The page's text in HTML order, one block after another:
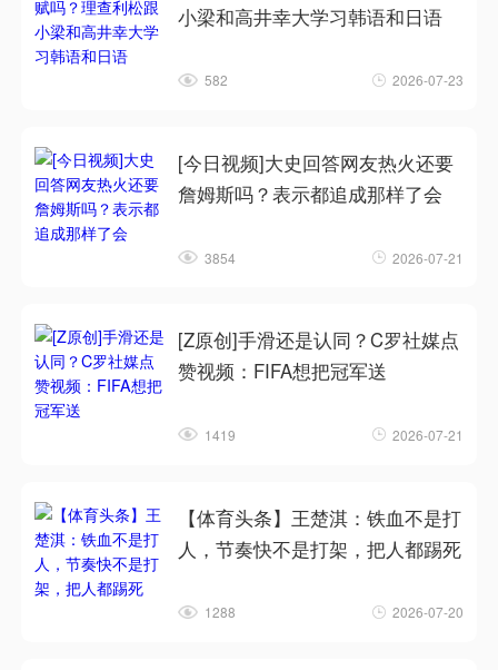
小梁和高井幸大学习韩语和日语
582 2026-07-23
[今日视频]大史回答网友热火还要
詹姆斯吗？表示都追成那样了会
3854 2026-07-21
[Z原创]手滑还是认同？C罗社媒点
赞视频：FIFA想把冠军送
1419 2026-07-21
【体育头条】王楚淇：铁血不是打
人，节奏快不是打架，把人都踢死
1288 2026-07-20